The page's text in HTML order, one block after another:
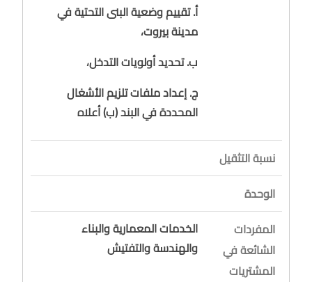
أ. تقييم وضعية البنى التحتية في
مدينة بيروت،
ب. تحديد أولويات التدخل،
ج. إعداد ملفات تلزيم الأشغال
المحددة في البند (ب) أعلاه
نسبة التثقيل
الوحدة
المفردات
الشائعة في
المشتريات
الخدمات المعمارية والبناء
والهندسة والتفتيش